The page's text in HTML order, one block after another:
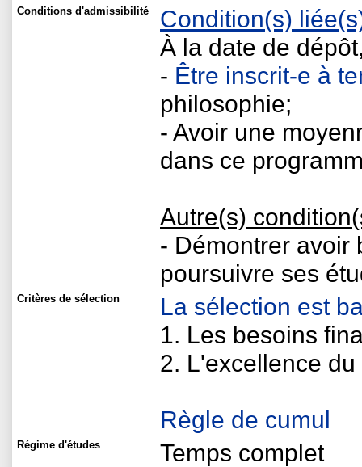
Conditions d'admissibilité
Condition(s)
À la date de
- Être inscrit-e à
philosophie;
- Avoir une
dans ce
Autre(s)
- Démontrer avoir
poursuivre ses
Critères de sélection
La sélection est
1. Les besoins
2. L'excellence
Règle de cumul
Régime d'études Temps complet